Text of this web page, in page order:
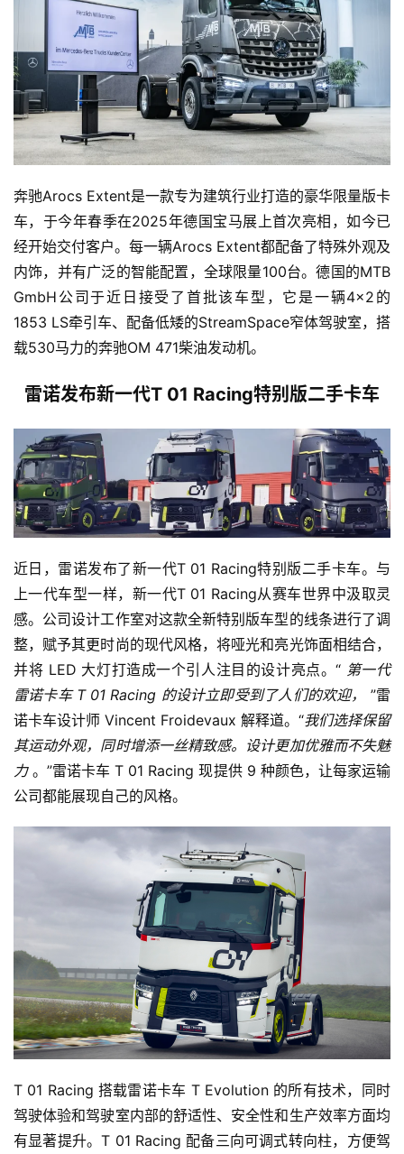
首
独
家
资
讯
视
频
专
社
区
奔驰Arocs Extent是一款专为建筑行业打造的豪华限量版卡
车，于今年春季在2025年德国宝马展上首次亮相，如今已
经开始交付客户。每一辆Arocs Extent都配备了特殊外观及
内饰，并有广泛的智能配置，全球限量100台。德国的MTB
GmbH公司于近日接受了首批该车型，它是一辆4×2的
1853 LS牵引车、配备低矮的StreamSpace窄体驾驶室，搭
载530马力的奔驰OM 471柴油发动机。
雷诺发布新一代T 01 Racing特别版二手卡车
近日，雷诺发布了新一代T 01 Racing特别版二手卡车。与
上一代车型一样，新一代T 01 Racing从赛车世界中汲取灵
感。公司设计工作室对这款全新特别版车型的线条进行了调
整，赋予其更时尚的现代风格，将哑光和亮光饰面相结合，
并将 LED 大灯打造成一个引人注目的设计亮点。“ 第一代
雷诺卡车 T 01 Racing 的设计立即受到了人们的欢迎，
”雷
诺卡车设计师 Vincent Froidevaux 解释道。“我们选择保留
其运动外观，同时增添一丝精致感。设计更加优雅而不失魅
力 。”雷诺卡车 T 01 Racing 现提供 9 种颜色，让每家运输
公司都能展现自己的风格。
T 01 Racing 搭载雷诺卡车 T Evolution 的所有技术，同时
驾驶体验和驾驶室内部的舒适性、安全性和生产效率方面均
有显著提升。T 01 Racing 配备三向可调式转向柱，方便驾